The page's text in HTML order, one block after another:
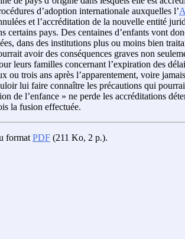
d’adoption internationale auxquelles l’
et l’accréditation de la nouvelle entité
certains pays. Des centaines d’enfants vont
dans des institutions plus ou moins bien
avoir des conséquences graves non
leurs familles concernant l’expiration des
ou trois ans après l’apparentement, voire
lui faire connaître les précautions qui
de l’enfance » ne perde les accréditations
la fusion effectuée.
format PDF (211 Ko, 2 p.).